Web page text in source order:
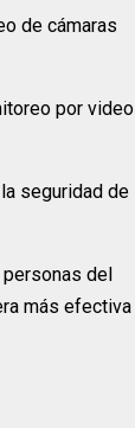
de cámaras
por video
seguridad de
del
más efectiva